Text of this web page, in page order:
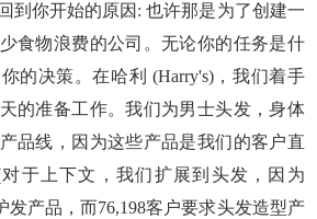
到你开始的原因: 也许那是为了创建一
食物浪费的公司。无论你的任务是什
的决策。在哈利 (Harry's)，我们着手
的准备工作。我们为男士头发，身体
品线，因为这些产品是我们的客户直
于上下文，我们扩展到头发，因为
发产品，而76,198客户要求头发造型产